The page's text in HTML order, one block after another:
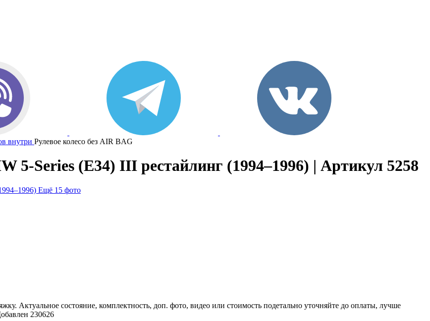
внутри Рулевое колесо без AIR BAG
5-Series (E34) III рестайлинг (1994–1996) | Артикул 5258
Ещё 15 фото
Актуальное состояние, комплектность, доп. фото, видео или стоимость подетально уточняйте до оплаты, лучше
230626